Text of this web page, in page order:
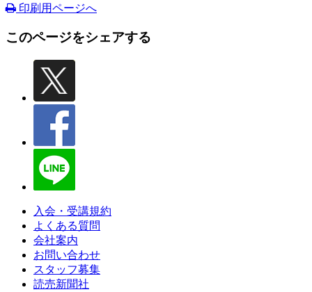
印刷用ページへ
このページをシェアする
入会・受講規約
よくある質問
会社案内
お問い合わせ
スタッフ募集
読売新聞社